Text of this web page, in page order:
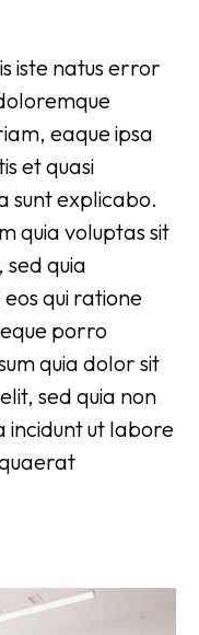
iste natus error
eaque ipsa
et quasi
sunt explicabo.
quia voluptas sit
quia
qui ratione
porro
quia dolor sit
sed quia non
incidunt ut labore